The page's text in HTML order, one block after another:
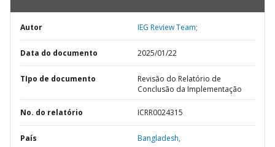
Autor IEG Review Team;
Data do documento 2025/01/22
TIpo de documento
Revisão do Relatório de
Conclusão da Implementação
No. do relatório ICRR0024315
País Bangladesh,